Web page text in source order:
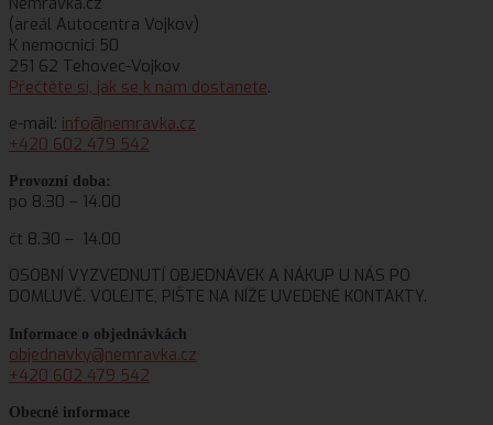
(areál Autocentra Vojkov)
K nemocnici 50
251 62 Tehovec-Vojkov
Přečtěte si, jak se k nám dostanete.
e-mail: info@nemravka.cz
+420 602 479 542
Provozní doba:
po 8.30 – 14.00
čt 8.30 – 14.00
OSOBNÍ VYZVEDNUTÍ OBJEDNÁVEK A NÁKUP U NÁS PO
DOMLUVĚ. VOLEJTE, PIŠTE NA NÍŽE UVEDENÉ KONTAKTY.
Informace o objednávkách
objednavky@nemravka.cz
+420 602 479 542
Obecné informace